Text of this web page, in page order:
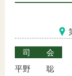
司会
平野 聡